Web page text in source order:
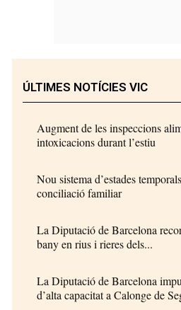
ÚLTIMES NOTÍCIES VIC
Augment de les inspeccions
intoxicacions durant l’estiu
Nou sistema d’estades
conciliació familiar
La Diputació de Barcelona
bany en rius i rieres dels...
La Diputació de Barcelona
d’alta capacitat a Calonge de